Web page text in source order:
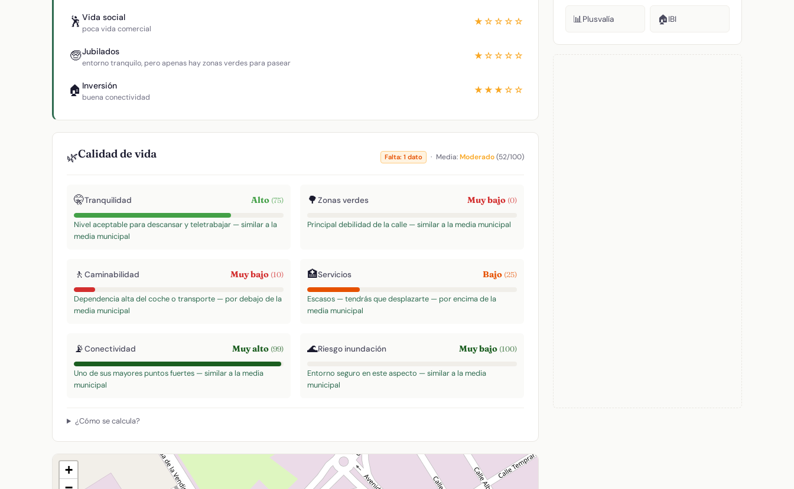
🕺 Vida social
poca vida comercial
★☆☆☆☆
🧓Jubilados
entorno tranquilo, pero apenas hay zonas verdes para pasear
★☆☆☆☆
🏠 Inversión
buena conectividad
★★★☆☆
🌿Calidad de vida Falta: 1 dato · Media:Moderado(52/100)
🤫Tranquilidad Alto (75)
Nivel aceptable para descansar y teletrabajar — similar a la
media municipal
🌳Zonas verdes Muy bajo (0)
Principal debilidad de la calle — similar a la media municipal
🚶 Caminabilidad Muy bajo (10)
Dependencia alta del coche o transporte — por debajo de la
media municipal
🏥Servicios Bajo (25)
Escasos — tendrás que desplazarte — por encima de la
media municipal
📡Conectividad Muy alto (99)
Uno de sus mayores puntos fuertes — similar a la media
municipal
🌊Riesgo inundación Muy bajo (100)
Entorno seguro en este aspecto — similar a la media
municipal
¿Cómo se calcula?
+
📊Plusvalía 🏠IBI